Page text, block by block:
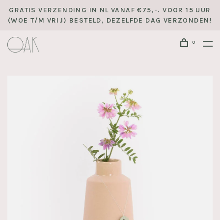
GRATIS VERZENDING IN NL VANAF €75,-. VOOR 15 UUR
(WOE T/M VRIJ) BESTELD, DEZELFDE DAG VERZONDEN!
0